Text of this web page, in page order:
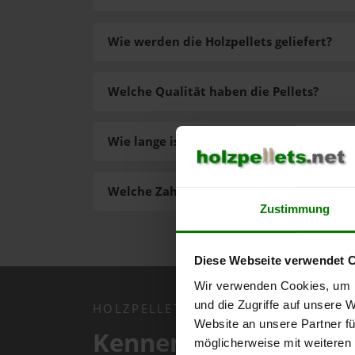
Zustimmung
Diese Webseite verwendet
Wir verwenden Cookies,
und die Zugriffe auf unsere
Website an unsere Partner
möglicherweise mit
Wie werden die Holzpellets geliefert?
Welche Zahlungsarten gibt es?
Welche Qualität haben die Pellets?
Wie lange ist die Lieferzeit der Pellets?
HOLZPELLETS.NET APP
Kennen Sie schon